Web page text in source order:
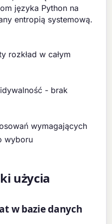
języka Python na
entropią systemową.
rozkład w całym
- brak
wymagających
wyboru
użycia
w bazie danych